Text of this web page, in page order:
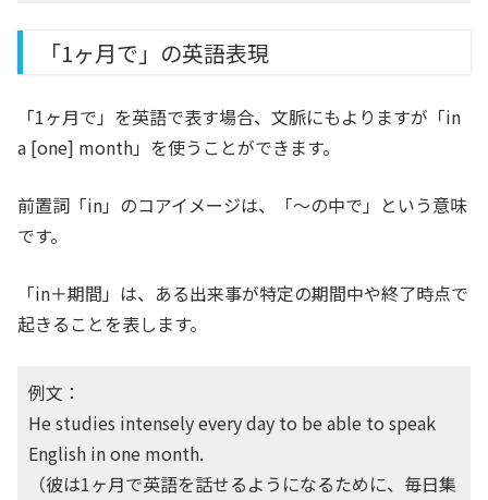
「1ヶ月で」の英語表現
「1ヶ月で」を英語で表す場合、文脈にもよりますが「in
a [one] month」を使うことができます。
前置詞「in」のコアイメージは、「〜の中で」という意味
です。
「in＋期間」は、ある出来事が特定の期間中や終了時点で
起きることを表します。
例文：
He studies intensely every day to be able to speak
English in one month.
（彼は1ヶ月で英語を話せるようになるために、毎日集